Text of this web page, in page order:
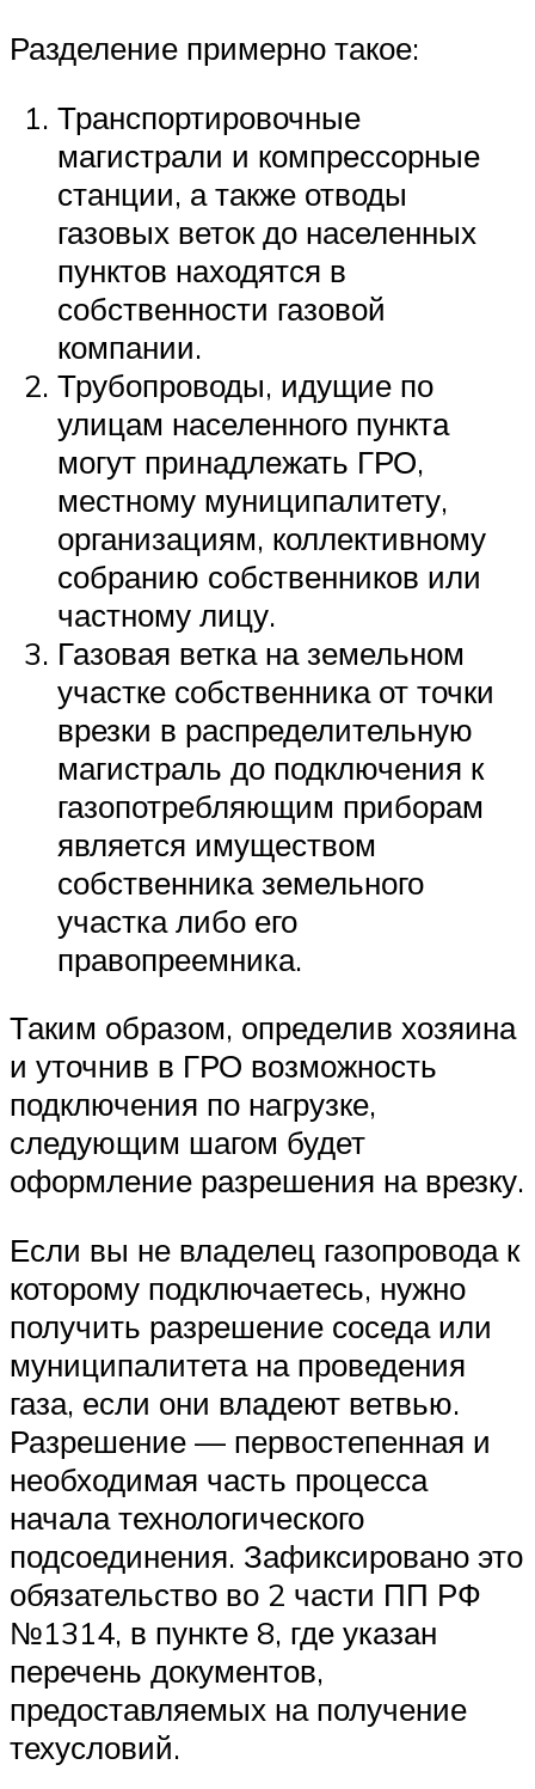
Разделение примерно такое:
Транспортировочные
магистрали и компрессорные
станции, а также отводы
газовых веток до населенных
пунктов находятся в
собственности газовой
компании.
Трубопроводы, идущие по
улицам населенного пункта
могут принадлежать ГРО,
местному муниципалитету,
организациям, коллективному
собранию собственников или
частному лицу.
Газовая ветка на земельном
участке собственника от точки
врезки в распределительную
магистраль до подключения к
газопотребляющим приборам
является имуществом
собственника земельного
участка либо его
правопреемника.
Таким образом, определив хозяина
и уточнив в ГРО возможность
подключения по нагрузке,
следующим шагом будет
оформление разрешения на врезку.
Если вы не владелец газопровода к
которому подключаетесь, нужно
получить разрешение соседа или
муниципалитета на проведения
газа, если они владеют ветвью.
Разрешение — первостепенная и
необходимая часть процесса
начала технологического
подсоединения. Зафиксировано это
обязательство во 2 части ПП РФ
№1314, в пункте 8, где указан
перечень документов,
предоставляемых на получение
техусловий.